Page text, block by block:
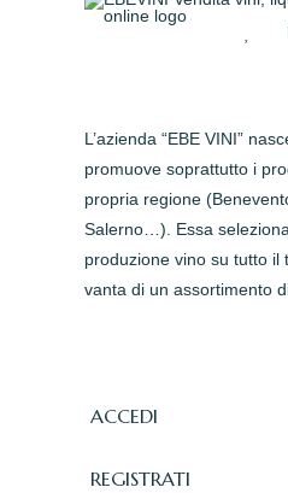
L’azienda “EBE VINI”
promuove soprattutto i
propria regione
Salerno…). Essa
produzione vino su tutto il
vanta di un assortimento
ACCEDI
REGISTRATI